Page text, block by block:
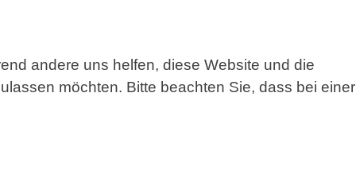
andere uns helfen, diese Website und die
möchten. Bitte beachten Sie, dass bei einer